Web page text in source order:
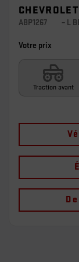
ABP1267 – L
Votre prix
Traction avant